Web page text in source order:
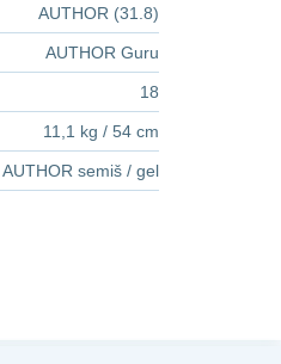
AUTHOR (31.8)
AUTHOR Guru
18
11,1 kg / 54 cm
AUTHOR semiš / gel